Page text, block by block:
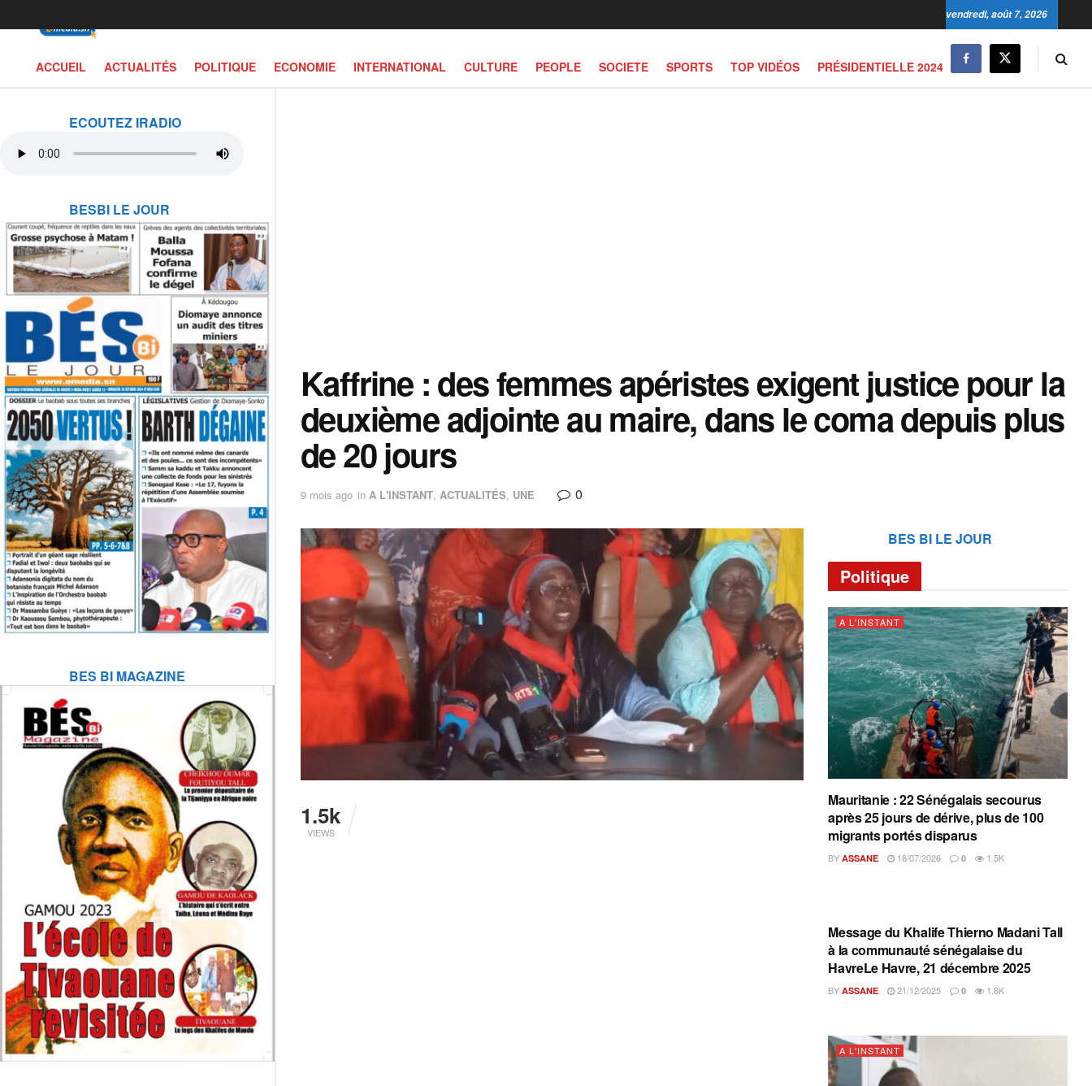
ECOUTEZ IRADIO
BESBI LE JOUR
BES BI MAGAZINE
vendredi, août 7, 2026
ACCUEIL ACTUALITÉS POLITIQUE ECONOMIE INTERNATIONAL CULTURE PEOPLE SOCIETE SPORTS TOP VIDÉOS PRÉSIDENTIELLE 2024
Kaffrine : des femmes apéristes exigent justice pour la
deuxième adjointe au maire, dans le coma depuis plus
de 20 jours
9 mois ago in A L'INSTANT, ACTUALITÉS, UNE 0
1.5k
VIEWS
BES BI LE JOUR
Politique
A L'INSTANT
Mauritanie : 22 Sénégalais secourus
après 25 jours de dérive, plus de 100
migrants portés disparus
BY ASSANE 18/07/2026 0 1.5K
A L'INSTANT
Message du Khalife Thierno Madani Tall
à la communauté sénégalaise du
HavreLe Havre, 21 décembre 2025
BY ASSANE 21/12/2025 0 1.8K
A L'INSTANT